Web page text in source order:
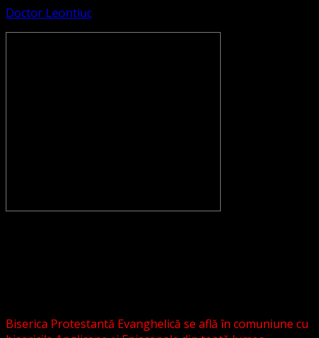
Doctor Leontiuc
Biserica Protestantă Evanghelică se află în comuniune cu